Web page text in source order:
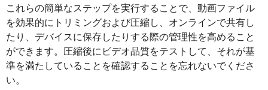
これらの簡単なステップを実行することで、動画ファイル
を効果的にトリミングおよび圧縮し、オンラインで共有し
たり、デバイスに保存したりする際の管理性を高めること
ができます。圧縮後にビデオ品質をテストして、それが基
準を満たしていることを確認することを忘れないでくださ
い。